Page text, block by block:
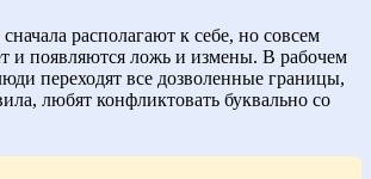
располагают к себе, но совсем
и появляются ложь и измены. В рабочем
переходят все дозволенные границы,
любят конфликтовать буквально со